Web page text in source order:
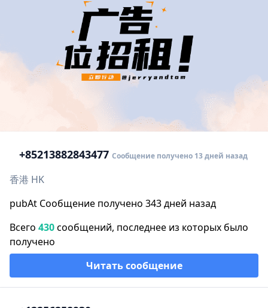
+85213882843477 Сообщение получено 13 дней назад
香港 HK
pubAt Сообщение получено 343 дней назад
Всего 430сообщений, последнее из которых было
получено
Читать сообщение